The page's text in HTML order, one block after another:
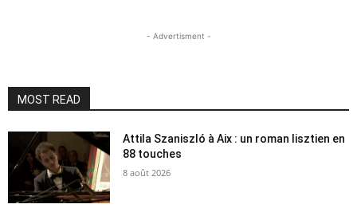
- Advertisment -
MOST READ
Attila Szaniszló à Aix : un roman lisztien en
88 touches
8 août 2026